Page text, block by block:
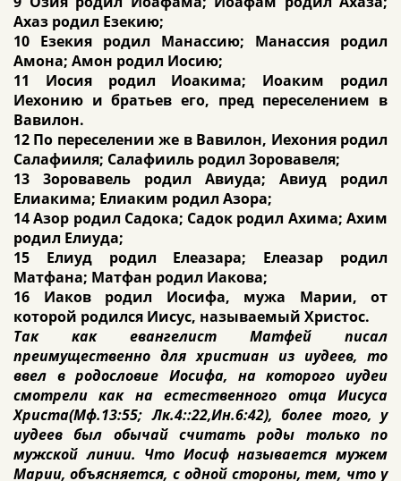
Ахаз родил Езекию;
10 Езекия родил Манассию; Манассия родил
Амона; Амон родил Иосию;
11 Иосия родил Иоакима; Иоаким родил
Иехонию и братьев его, пред переселением в
Вавилон.
12 По переселении же в Вавилон, Иехония родил
Салафииля; Салафииль родил 3оровавеля;
13 3оровавель родил Авиуда; Авиуд родил
Елиакима; Елиаким родил Азора;
14 Азор родил Садока; Садок родил Ахима; Ахим
родил Елиуда;
15 Елиуд родил Елеазара; Елеазар родил
Матфана; Матфан родил Иакова;
16 Иаков родил Иосифа, мужа Марии, от
которой родился Иисус, называемый Христос.
Так как евангелист Матфей писал
преимущественно для христиан из иудеев, то
ввел в родословие Иосифа, на которого иудеи
смотрели как на естественного отца Иисуса
Христа(Мф.13:55; Лк.4::22,Ин.6:42), более того, у
иудеев был обычай считать роды только по
мужской линии. Что Иосиф называется мужем
Марии, объясняется, с одной стороны, тем, что у